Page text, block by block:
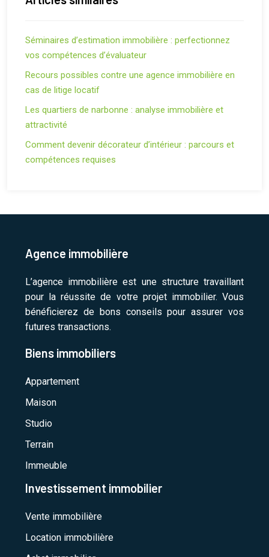
Séminaires d’estimation immobilière : perfectionnez
vos compétences d’évaluateur
Recours possibles contre une agence immobilière en
cas de litige locatif
Les quartiers de narbonne : analyse immobilière et
attractivité
Comment devenir décorateur d’intérieur : parcours et
compétences requises
Agence immobilière
L’agence immobilière est une structure travaillant
pour la réussite de votre projet immobilier. Vous
bénéficierez de bons conseils pour assurer vos
futures transactions.
Biens immobiliers
Appartement
Maison
Studio
Terrain
Immeuble
Investissement immobilier
Vente immobilière
Location immobilière